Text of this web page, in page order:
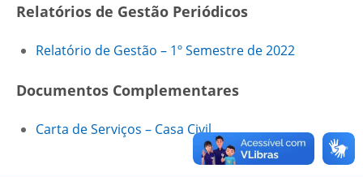
Relatórios de Gestão Periódicos
Relatório de Gestão – 1º Semestre de 2022
Documentos Complementares
Carta de Serviços – Casa Civil